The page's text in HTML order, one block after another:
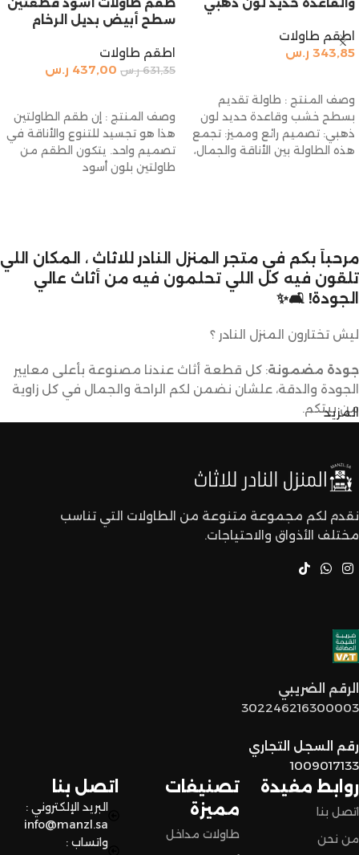
اطقم طاولات
343,85 ر.س
وصف المنتج : طاولة تقديم
بسطح خشب وقاعدة حديد لون
ذهبي: تصميم رائع ومميز: تجمع
هذه الطاولة بين الأناقة والجمال،
سطح أبيض بديل الرخام
اطقم طاولات
631,35 ر.س 437,00 ر.س
وصف المنتج : إن طقم الطاولتين
هذا هو تجسيد للتنوع والأناقة في
تصميم واحد. يتكون الطقم من
طاولتين بلون أسود
مرحباً بكم في متجر المنزل النادر للاثاث ، المكان اللي
تلقون فيه كل اللي تحلمون فيه من أثاث عالي
الجودة! 🛋️✨
ليش تختارون المنزل النادر ؟
جودة مضمونة: كل قطعة أثاث عندنا مصنوعة بأعلى معايير
الجودة والدقة، علشان نضمن لكم الراحة والجمال في كل زاوية
من بيتكم.
الأذواق والديكورات. ما راح تحتاجون تدورون كثير علشان تلقون
اللي يعجبكم.
أسعار تنافسية : نقدم لكم أفضل الأسعار في السوق بدون ما
اختيار القطع المناسبة لين توصل لكم لحد البيت.
توصيل سريع وآمن
نضمن وصول منتجاتكم بأفضل حالة وفي أقصر وقت ممكن.
اختاروا الراحة والأناقة من المنزل النادر للاثاث الآن وعيشوا تجربة
تسوق مميزة.
المزيد
روابط مفيدة
اتصل بنا
من نحن
تصنيفات
مميزة
طاولات مداخل
اتصل بنا
البريد الإلكتروني :
info@manzl.sa
واتساب :
نقدم لكم مجموعة متنوعة من الطاولات التي تناسب
مختلف الأذواق والاحتياجات.
الرقم الضريبي
302246216300003
رقم السجل التجاري
1009017133